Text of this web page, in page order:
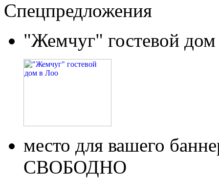
Спецпредложения
"Жемчуг" гостевой
место для вашего
СВОБОДНО